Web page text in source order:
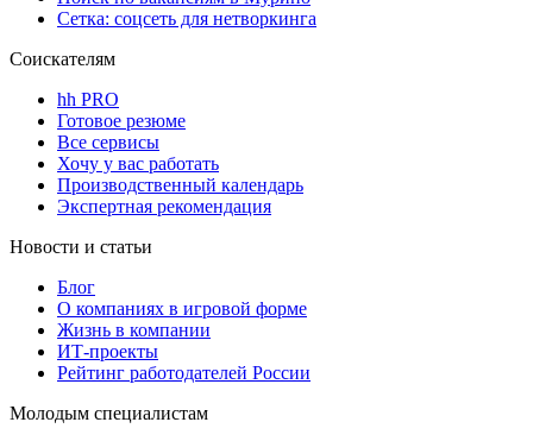
Сетка: соцсеть для нетворкинга
Соискателям
hh PRO
Готовое резюме
Все сервисы
Хочу у вас работать
Производственный календарь
Экспертная рекомендация
Новости и статьи
Блог
О компаниях в игровой форме
Жизнь в компании
ИТ-проекты
Рейтинг работодателей России
Молодым специалистам